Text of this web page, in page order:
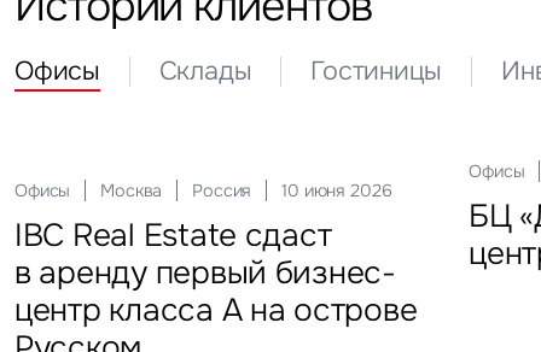
Офисы Склады Гостиницы
Офисы Москва Россия 10 июня 2026
IBC Real Estate сдаст
в аренду первый бизнес-
центр класса А на острове
Офисы
БЦ
FFF group – новый резидент
«Атлант-Парк»
Гостиницы Москва Россия 18 ноября 2025
Новый Crocus Fitness
Петровский парк откроется
в отеле Hyatt Regency
Инвестиции Москва Россия 22 мая 2025
Один из крупнейших
гостиничных комплексов
Подмосковья перешел
29
«Солнце Москвы», ВДНХ